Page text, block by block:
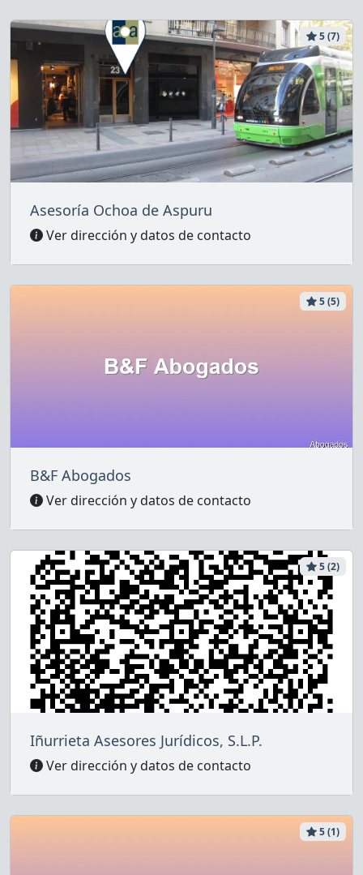
5 (7)
Asesoría Ochoa de Aspuru
Ver dirección y datos de contacto
5 (5)
B&F Abogados
Ver dirección y datos de contacto
5 (2)
Iñurrieta Asesores Jurídicos, S.L.P.
Ver dirección y datos de contacto
5 (1)